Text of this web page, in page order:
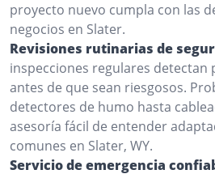
proyecto nuevo cumpla con las
negocios en Slater.
Revisiones rutinarias de
inspecciones regulares detectan
antes de que sean riesgosos.
detectores de humo hasta
asesoría fácil de entender
comunes en Slater, WY.
Servicio de emergencia